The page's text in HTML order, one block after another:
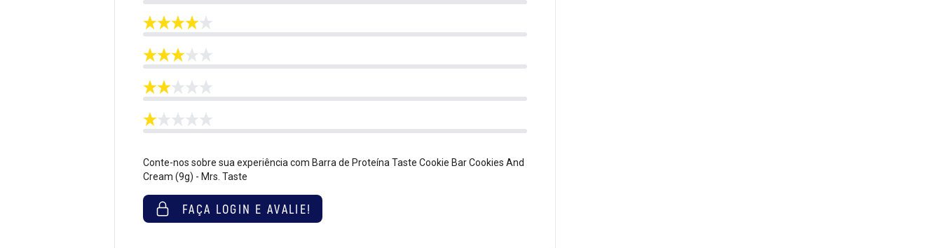
Conte-nos sobre sua experiência com Barra de Proteína Taste Cookie Bar Cookies And
Cream (9g) - Mrs. Taste
FAÇA LOGIN E AVALIE!